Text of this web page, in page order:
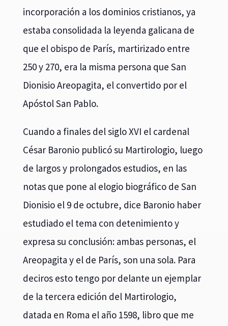
incorporación a los dominios cristianos, ya
estaba consolidada la leyenda galicana de
que el obispo de París, martirizado entre
250 y 270, era la misma persona que San
Dionisio Areopagita, el convertido por el
Apóstol San Pablo.
Cuando a finales del siglo XVI el cardenal
César Baronio publicó su Martirologio, luego
de largos y prolongados estudios, en las
notas que pone al elogio biográfico de San
Dionisio el 9 de octubre, dice Baronio haber
estudiado el tema con detenimiento y
expresa su conclusión: ambas personas, el
Areopagita y el de París, son una sola. Para
deciros esto tengo por delante un ejemplar
de la tercera edición del Martirologio,
datada en Roma el año 1598, libro que me